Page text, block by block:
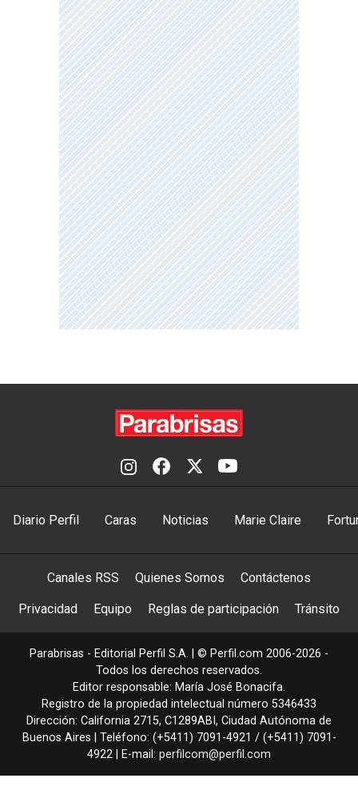
Diario Perfil Caras Noticias Marie Claire
Canales RSS Quienes Somos Contáctenos
Privacidad Equipo Reglas de participación Tránsito
Parabrisas - Editorial Perfil S.A. | © Perfil.com 2006-2026 -
Todos los derechos reservados.
Editor responsable: María José Bonacifa.
Registro de la propiedad intelectual número 5346433
Dirección: California 2715, C1289ABI , Ciudad Autónoma de
Buenos Aires | Teléfono: (+5411) 7091-4921 / (+5411) 7091-
4922 | E-mail: perfilcom@perfil.com